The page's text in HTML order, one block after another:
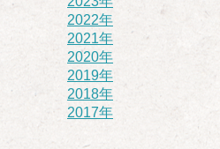
2022年
2021年
2020年
2019年
2018年
2017年